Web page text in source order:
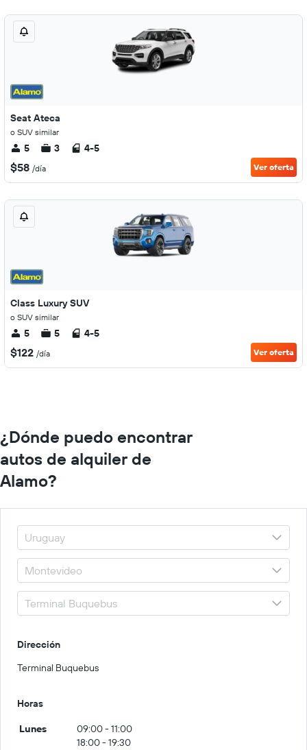
Seat Ateca
o SUV similar
5 3 4-5
$58 /día Ver oferta
Class Luxury SUV
o SUV similar
5 5 4-5
$122 /día Ver oferta
¿Dónde puedo encontrar
autos de alquiler de
Alamo?
Dirección
Terminal Buquebus
Horas
Lunes
09:00 - 11:00
18:00 - 19:30